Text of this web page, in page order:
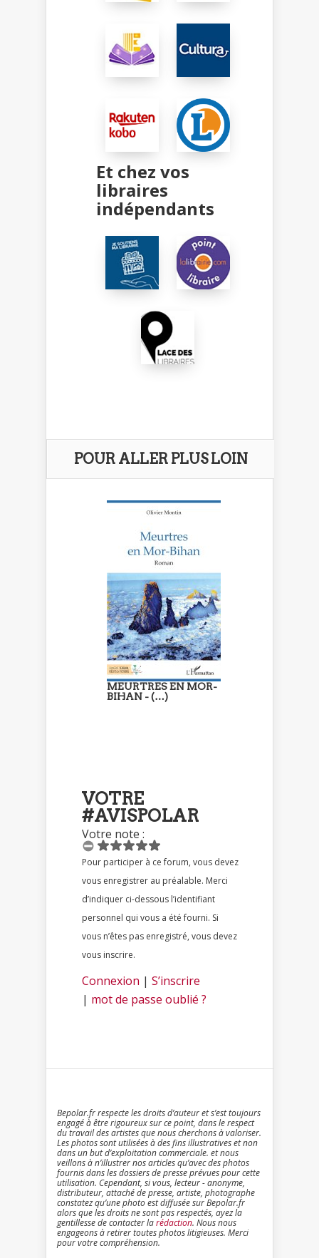
Et chez vos
libraires
indépendants
POUR ALLER PLUS LOIN
MEURTRES EN MOR-
BIHAN - (…)
VOTRE
#AVISPOLAR
Votre note :
Pour participer à ce forum, vous devez
vous enregistrer au préalable. Merci
d’indiquer ci-dessous l’identifiant
personnel qui vous a été fourni. Si
vous n’êtes pas enregistré, vous devez
vous inscrire.
Connexion | S’inscrire
| mot de passe oublié ?
Bepolar.fr respecte les droits d’auteur et s’est toujours
engagé à être rigoureux sur ce point, dans le respect
du travail des artistes que nous cherchons à valoriser.
Les photos sont utilisées à des fins illustratives et non
dans un but d’exploitation commerciale. et nous
veillons à n’illustrer nos articles qu’avec des photos
fournis dans les dossiers de presse prévues pour cette
utilisation. Cependant, si vous, lecteur - anonyme,
distributeur, attaché de presse, artiste, photographe
constatez qu’une photo est diffusée sur Bepolar.fr
alors que les droits ne sont pas respectés, ayez la
gentillesse de contacter larédaction. Nous nous
engageons à retirer toutes photos litigieuses. Merci
pour votre compréhension.